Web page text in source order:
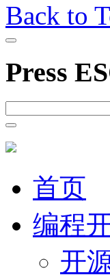
Back to
Press
首页
编程
开